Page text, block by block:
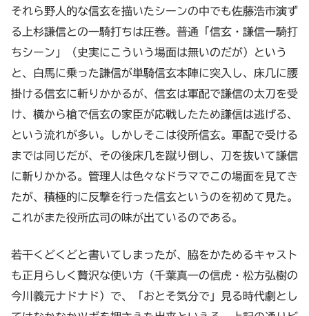
それら野人的な信玄を描いたシーンの中でも佐藤浩市演ず
る上杉謙信との一騎打ちは圧巻。普通「信玄・謙信一騎打
ちシーン」（史実にこういう場面は無いのだが）という
と、白馬に乗った謙信が単騎信玄本陣に突入し、床几に腰
掛ける信玄に斬りかかるが、信玄は軍配で謙信の太刀を受
け、横から槍で信玄の家臣が応戦したため謙信は逃げる、
という流れが多い。しかしそこは役所信玄。軍配で受ける
までは同じだが、その後床几を蹴り倒し、刀を抜いて謙信
に斬りかかる。管理人は色々なドラマでこの場面を見てき
たが、積極的に反撃を行った信玄というのを初めて見た。
これがまた役所広司の味が出ているのである。
若干くどくどと書いてしまったが、脇をかためるキャスト
も正月らしく贅沢な使い方（千葉真一の信虎・松方弘樹の
今川義元ナドナド）で、「おとそ気分で」見る時代劇とし